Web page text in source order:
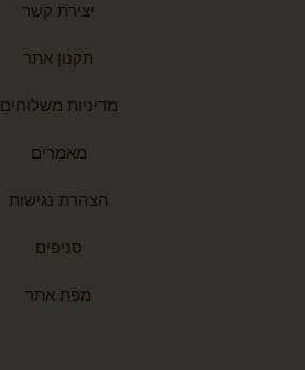
יצירת קשר
תקנון אתר
מדיניות משלוחים
מאמרים
הצהרת נגישות
סניפים
מפת אתר